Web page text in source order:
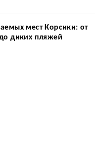
мест Корсики: от
диких пляжей